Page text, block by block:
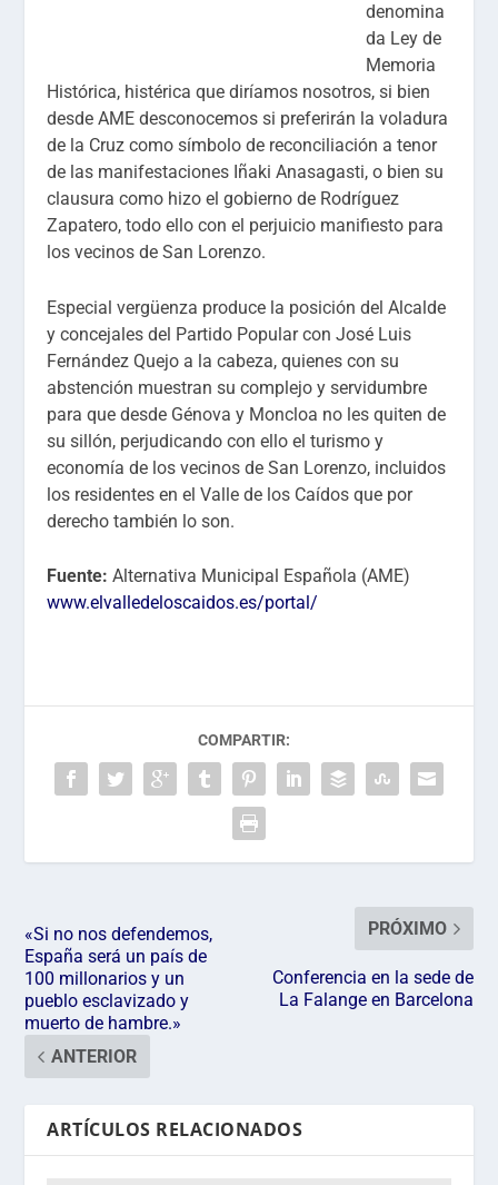
denomina
da Ley de
Memoria
Histórica, histérica que diríamos nosotros, si bien
desde AME desconocemos si preferirán la voladura
de la Cruz como símbolo de reconciliación a tenor
de las manifestaciones Iñaki Anasagasti, o bien su
clausura como hizo el gobierno de Rodríguez
Zapatero, todo ello con el perjuicio manifiesto para
los vecinos de San Lorenzo.
Especial vergüenza produce la posición del Alcalde
y concejales del Partido Popular con José Luis
Fernández Quejo a la cabeza, quienes con su
abstención muestran su complejo y servidumbre
para que desde Génova y Moncloa no les quiten de
su sillón, perjudicando con ello el turismo y
economía de los vecinos de San Lorenzo, incluidos
los residentes en el Valle de los Caídos que por
derecho también lo son.
Fuente: Alternativa Municipal Española (AME)
www.elvalledeloscaidos.es/portal/
COMPARTIR:
«Si no nos defendemos,
España será un país de
100 millonarios y un
pueblo esclavizado y
muerto de hambre.»
ANTERIOR
PRÓXIMO
Conferencia en la sede de
La Falange en Barcelona
ARTÍCULOS RELACIONADOS